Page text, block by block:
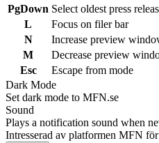
PgDown Select oldest press
L
Focus on filer bar
N
Increase preview
M
Decrease preview
Esc
Escape from mode
Dark Mode
Set dark mode to MFN.se
Sound
Plays a notification sound when
Intresserad av platformen MFN